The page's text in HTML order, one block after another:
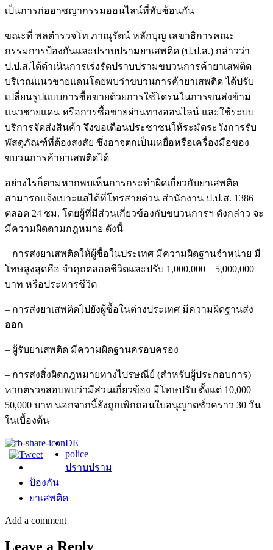
เป็นการก่ออาชญากรรมออนไลน์ที่ทับซ้อนกัน
ขณะที่ พลตำรวจโท ภาณุรัตน์ หลักบุญ เลขาธิการคณะ
กรรมการป้องกันและปราบปรามยาเสพติด (ป.ป.ส.) กล่าวว่า
ป.ป.ส.ได้ดำเนินการเร่งรัดปราบปรามขบวนการค้ายาเสพติด
บริเวณแนวชายแดนโดยพบว่าขบวนการค้ายาเสพติด ได้ปรับ
เปลี่ยนรูปแบบการซื้อขายด้วยการใช้โดรนในการขนส่งข้าม
แนวชายแดน หรือการซื้อขายผ่านทางออนไลน์ และใช้ระบบ
บริการจัดส่งสินค้า จึงขอเตือนประชาชนให้ระมัดระวังการรับ
พัสดุภัณฑ์ที่ต้องสงสัย ซึ่งอาจตกเป็นเหยื่อหรือเครื่องมือของ
ขบวนการค้ายาเสพติดได้
อย่างไรก็ตามหากพบเห็นการกระทำผิดเกี่ยวกับยาเสพติด
สามารถแจ้งเบาะแสได้ที่โทรสายด่วน สำนักงาน ป.ป.ส. 1386
ตลอด 24 ชม. โดยผู้ที่มีส่วนเกี่ยวข้องกับขบวนการฯ ดังกล่าว จะ
มีความผิดตามกฎหมาย ดังนี้
– การส่งยาเสพติดให้ผู้ซื้อในประเทศ มีความผิดฐานจำหน่าย มี
โทษสูงสุดคือ จำคุกตลอดชีวิตและปรับ 1,000,000 – 5,000,000
บาท หรือประหารชีวิต
– การส่งยาเสพติดไปยังผู้ซื้อในต่างประเทศ มีความผิดฐานส่ง
ออก
– ผู้รับยาเสพติด มีความผิดฐานครอบครอง
– การส่งสิ่งผิดกฎหมายทางไปรษณีย์ (สำหรับผู้ประกอบการ)
หากตรวจสอบพบว่ามีส่วนเกี่ยวข้อง มีโทษปรับ ตั้งแต่ 10,000 –
50,000 บาท นอกจากนี้ยังถูกเพิกถอนใบอนุญาตชั่วคราว 30 วัน
ในเบื้องต้น
DE
police
ปราบปราม
ป้องกัน
ยาเสพติด
Add a comment
Leave a Reply